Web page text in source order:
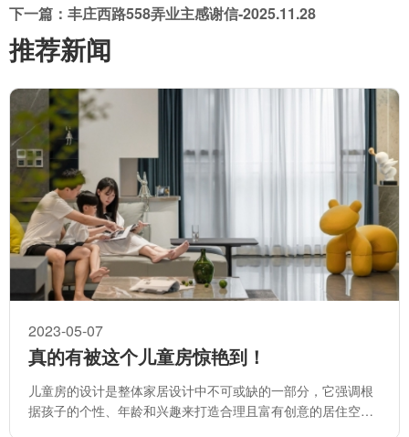
下一篇：丰庄西路558弄业主感谢信-2025.11.28
推荐新闻
2023-05-07
真的有被这个儿童房惊艳到！
儿童房的设计是整体家居设计中不可或缺的一部分，它强调根
据孩子的个性、年龄和兴趣来打造合理且富有创意的居住空